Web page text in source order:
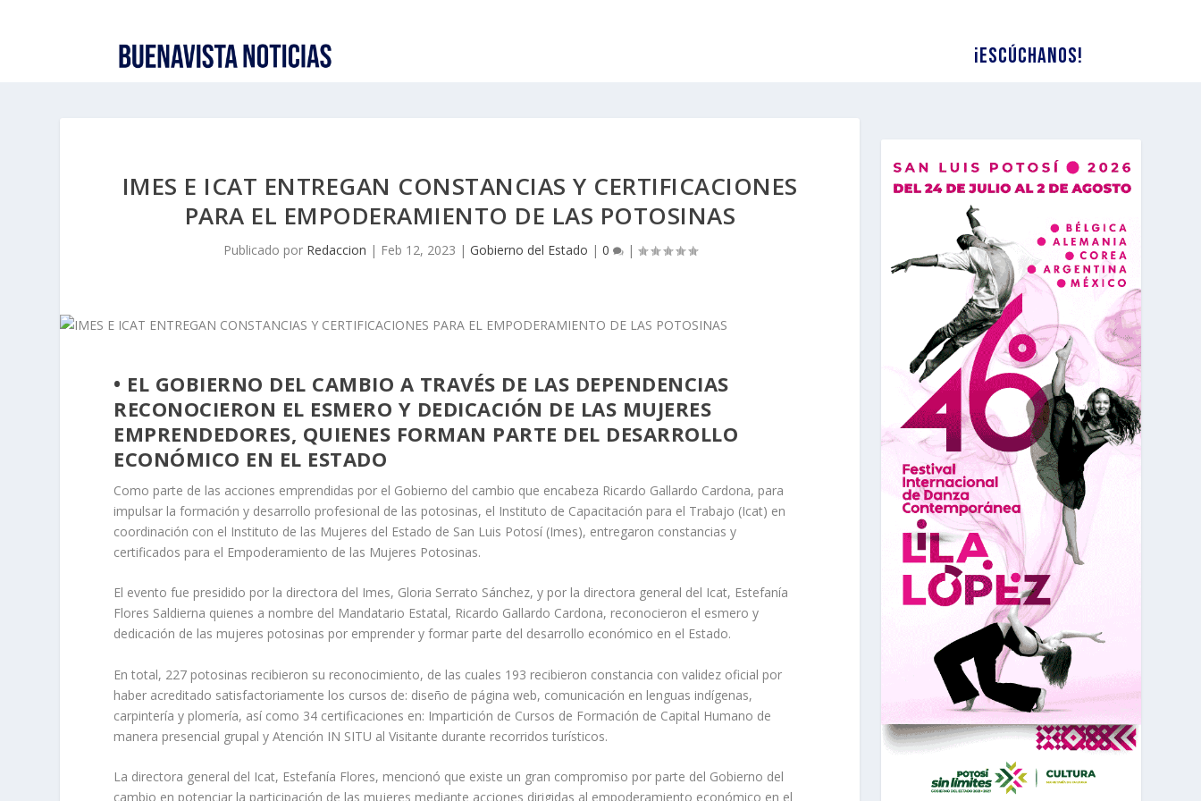
¡Escúchanos!
IMES E ICAT ENTREGAN CONSTANCIAS Y CERTIFICACIONES
PARA EL EMPODERAMIENTO DE LAS POTOSINAS
Publicado por Redaccion | Feb 12, 2023 | Gobierno del Estado | 0 |
• EL GOBIERNO DEL CAMBIO A TRAVÉS DE LAS DEPENDENCIAS
RECONOCIERON EL ESMERO Y DEDICACIÓN DE LAS MUJERES
EMPRENDEDORES, QUIENES FORMAN PARTE DEL DESARROLLO
ECONÓMICO EN EL ESTADO
Como parte de las acciones emprendidas por el Gobierno del cambio que encabeza Ricardo Gallardo Cardona, para
impulsar la formación y desarrollo profesional de las potosinas, el Instituto de Capacitación para el Trabajo (Icat) en
coordinación con el Instituto de las Mujeres del Estado de San Luis Potosí (Imes), entregaron constancias y
certificados para el Empoderamiento de las Mujeres Potosinas.
El evento fue presidido por la directora del Imes, Gloria Serrato Sánchez, y por la directora general del Icat, Estefanía
Flores Saldierna quienes a nombre del Mandatario Estatal, Ricardo Gallardo Cardona, reconocieron el esmero y
dedicación de las mujeres potosinas por emprender y formar parte del desarrollo económico en el Estado.
En total, 227 potosinas recibieron su reconocimiento, de las cuales 193 recibieron constancia con validez oficial por
haber acreditado satisfactoriamente los cursos de: diseño de página web, comunicación en lenguas indígenas,
carpintería y plomería, así como 34 certificaciones en: Impartición de Cursos de Formación de Capital Humano de
manera presencial grupal y Atención IN SITU al Visitante durante recorridos turísticos.
La directora general del Icat, Estefanía Flores, mencionó que existe un gran compromiso por parte del Gobierno del
cambio en potenciar la participación de las mujeres mediante acciones dirigidas al empoderamiento económico en el